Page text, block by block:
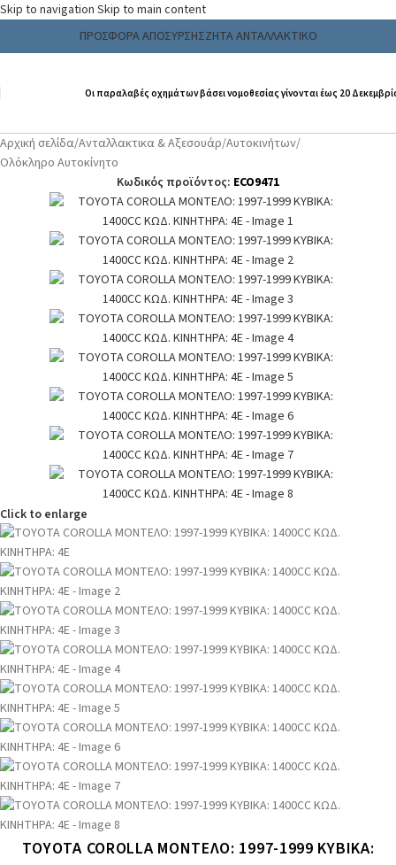
Skip to navigation Skip to main content
ΠΡΟΣΦΟΡΑ ΑΠΟΣΥΡΣΗΣΖΗΤΑ ΑΝΤΑΛΛΑΚΤΙΚΟ
Οι παραλαβές οχημάτων βάσει νομοθεσίας γίνονται έως 20
Αρχική σελίδα/Ανταλλακτικα & Αξεσουάρ/Αυτοκινήτων/
Ολόκληρο Αυτοκίνητο
Κωδικός προϊόντος: ECO9471
Click to enlarge
TOYOTA COROLLA ΜΟΝΤΕΛΟ: 1997-1999 ΚΥΒΙΚΑ: